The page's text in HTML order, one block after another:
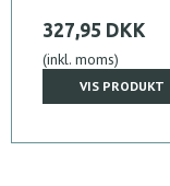
327,95 DKK
(inkl. moms)
VIS PRODUKT